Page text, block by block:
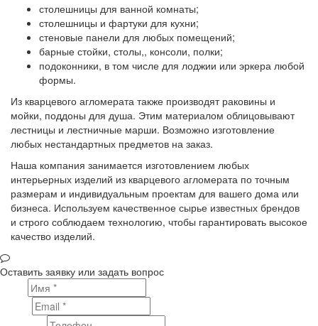
столешницы для ванной комнаты;
столешницы и фартуки для кухни;
стеновые панели для любых помещений;
барные стойки, столы,, консоли, полки;
подоконники, в том числе для лоджии или эркера любой
формы.
Из кварцевого агломерата также производят раковины и
мойки, поддоны для душа. Этим материалом облицовывают
лестницы и лестничные марши. Возможно изготовление
любых нестандартных предметов на заказ.
Наша компания занимается изготовлением любых
интерьерных изделий из кварцевого агломерата по точным
размерам и индивидуальным проектам для вашего дома или
бизнеса. Используем качественное сырье известных брендов
и строго соблюдаем технологию, чтобы гарантировать высокое
качество изделий.
Оставить заявку или задать вопрос